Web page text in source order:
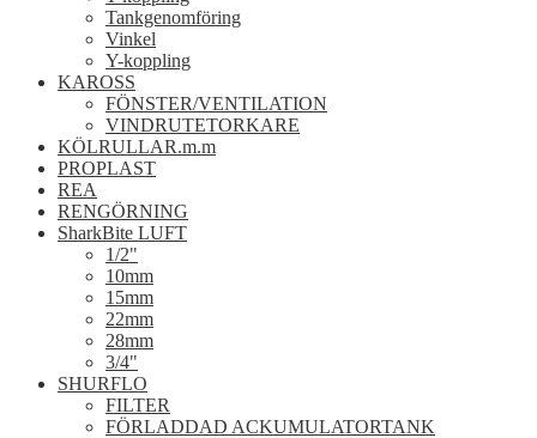
Tankgenomföring
Vinkel
Y-koppling
KAROSS
FÖNSTER/VENTILATION
VINDRUTETORKARE
KÖLRULLAR.m.m
PROPLAST
REA
RENGÖRNING
SharkBite LUFT
1/2"
10mm
15mm
22mm
28mm
3/4"
SHURFLO
FILTER
FÖRLADDAD ACKUMULATORTANK